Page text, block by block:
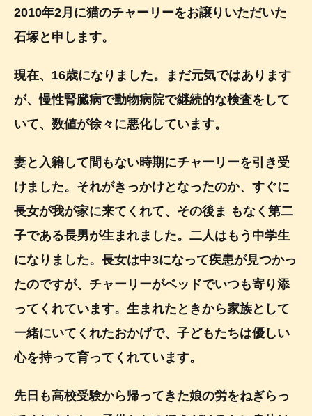
2010年2月に猫のチャーリーをお譲りいただいた
石塚と申します。
現在、16歳になりました。まだ元気ではあります
が、慢性腎臓病で動物病院で継続的な検査をして
いて、数値が徐々に悪化しています。
妻と入籍して間もない時期にチャーリーを引き受
けました。それがきっかけとなったのか、すぐに
長女が我が家に来てくれて、その後ま もなく第二
子である長男が生まれました。二人はもう中学生
になりました。長女は中3になって疾患が見つかっ
たのですが、チャーリーがベッドでいつも寄り添
ってくれています。生まれたときから家族として
一緒にいてくれたおかげで、子どもたちは優しい
心を持って育ってくれています。
先日も高校受験から帰ってきた娘の労をねぎらっ